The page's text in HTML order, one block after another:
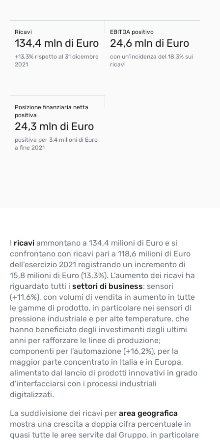
Ricavi
134,4 mln di Euro
+13,3% rispetto al 31 dicembre
2021
EBITDA positivo
24,6 mln di Euro
con un’incidenza del 18,3% sui
ricavi
Posizione finanziaria netta
positiva
24,3 mln di Euro
positiva per 3,4 milioni di Euro
a fine 2021
I ricavi ammontano a 134,4 milioni di Euro e si
confrontano con ricavi pari a 118,6 milioni di Euro
dell’esercizio 2021 registrando un incremento di
15,8 milioni di Euro (13,3%). L’aumento dei ricavi ha
riguardato tutti i settori di business: sensori
(+11,6%), con volumi di vendita in aumento in tutte
le gamme di prodotto, in particolare nei sensori di
pressione industriale e per alte temperature, che
hanno beneficiato degli investimenti degli ultimi
anni per rafforzare le linee di produzione;
componenti per l’automazione (+16,2%), per la
maggior parte concentrato in Italia e in Europa,
alimentato dal lancio di prodotti innovativi in grado
d’interfacciarsi con i processi industriali
digitalizzati.
La suddivisione dei ricavi per area geografica
mostra una crescita a doppia cifra percentuale in
quasi tutte le aree servite dal Gruppo, in particolare